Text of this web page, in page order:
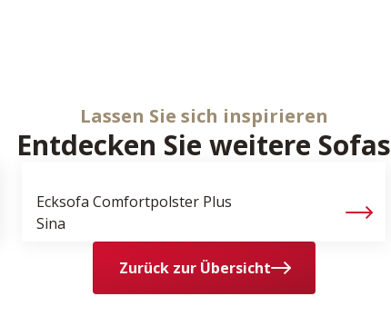
Lassen Sie sich inspirieren
Entdecken Sie weitere Sofas
Ecksofa Comfortpolster Plus
Sina
Zurück zur Übersicht